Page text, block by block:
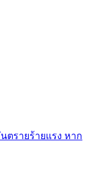
ตรายร้ายแรง หาก